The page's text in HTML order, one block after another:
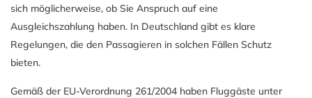
sich möglicherweise, ob Sie Anspruch auf eine
Ausgleichszahlung haben. In Deutschland gibt es klare
Regelungen, die den Passagieren in solchen Fällen Schutz
bieten.
Gemäß der EU-Verordnung 261/2004 haben Fluggäste unter